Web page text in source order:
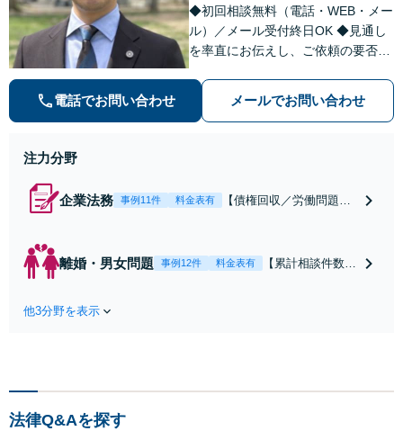
◆初回相談無料（電話・WEB・メー
ル）／メール受付終日OK ◆見通し
を率直にお伝えし、ご依頼の要否も
解決まで弁護士本人が一貫してスピ
ーディーに対応いたします。 ◆累計
電話でお問い合わせ メールでお問い合わせ
注力分野
企業法務 事例11件 料金表有
【債権回収／労働問題／
のトラブル・会社内のト
ラブルなど、事後の解決
離婚・男女問題 事例12件 料金表有
【累計相談件数20
様の話を丁寧にう
他3分野を表示
法律Q&Aを探す